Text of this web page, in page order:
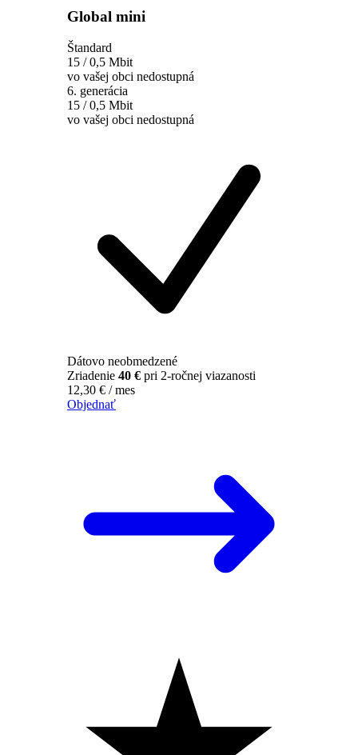
Global mini
Štandard
15 / 0,5 Mbit
vo vašej obci nedostupná
6. generácia
15 / 0,5 Mbit
vo vašej obci nedostupná
Dátovo neobmedzené
Zriadenie 40 € pri 2-ročnej viazanosti
12,30 € / mes
Objednať